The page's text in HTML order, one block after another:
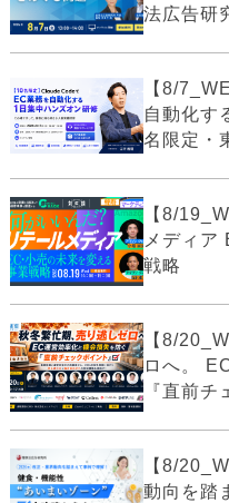
法広告研
【8/
自動化す
名限定・
【8/
メディア
戦略
【8/
ロへ。
『直前チ
【8/
動向を踏